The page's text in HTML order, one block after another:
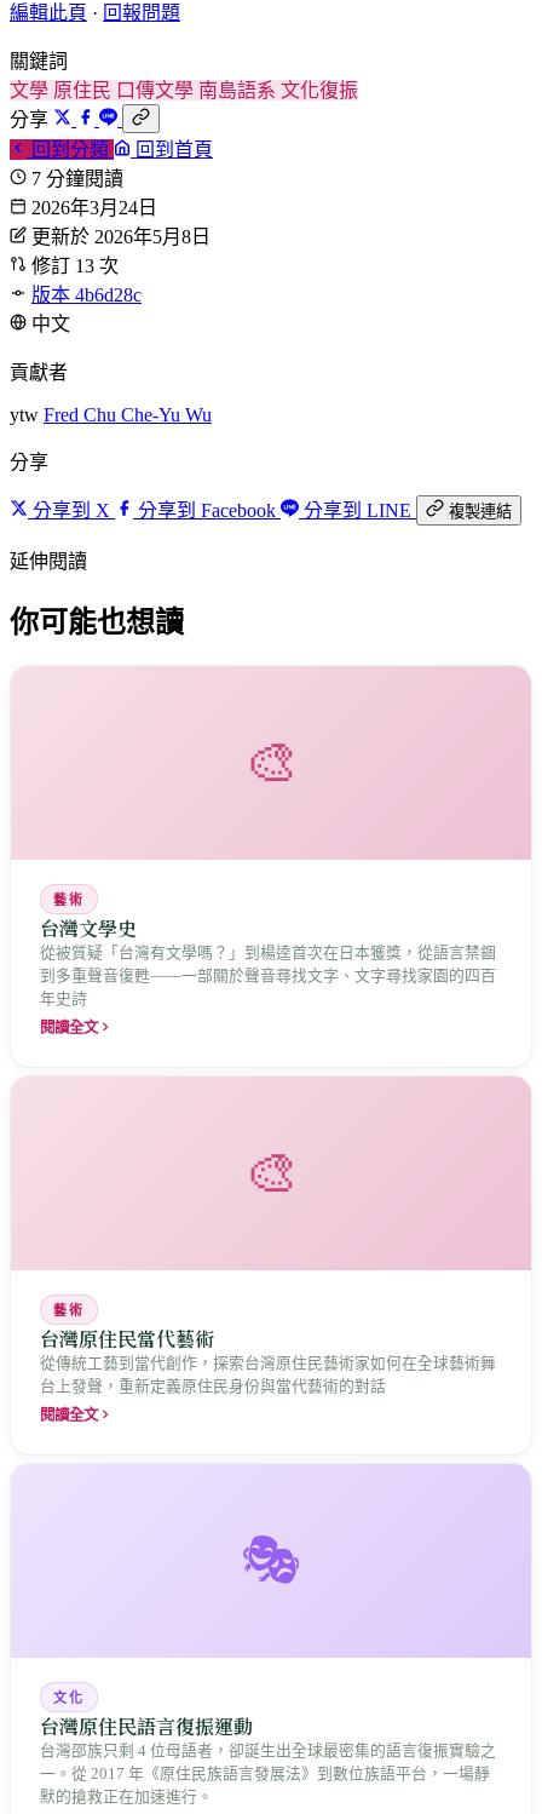
編輯此頁 · 回報問題
關鍵詞
文學 原住民 口傳文學 南島語系 文化復振
分享
回到分類
回到首頁
7 分鐘閱讀
2026年3月24日
更新於 2026年5月8日
修訂 13 次
版本 4b6d28c
中文
貢獻者
ytw Fred Chu Che-Yu Wu
分享
分享到 X 分享到 Facebook 分享到 LINE 複製連結
延伸閱讀
你可能也想讀
🎨
藝術
台灣文學史
從被質疑「台灣有文學嗎？」到楊逵首次在日本獲獎，從語言禁錮
到多重聲音復甦——一部關於聲音尋找文字、文字尋找家園的四百
年史詩
閱讀全文
🎨
藝術
台灣原住民當代藝術
從傳統工藝到當代創作，探索台灣原住民藝術家如何在全球藝術舞
台上發聲，重新定義原住民身份與當代藝術的對話
閱讀全文
🎭
文化
台灣原住民語言復振運動
台灣邵族只剩 4 位母語者，卻誕生出全球最密集的語言復振實驗之
一。從 2017 年《原住民族語言發展法》到數位族語平台，一場靜
默的搶救正在加速進行。